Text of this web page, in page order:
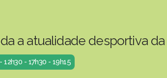
a atualidade desportiva
- 17h30 - 19h15